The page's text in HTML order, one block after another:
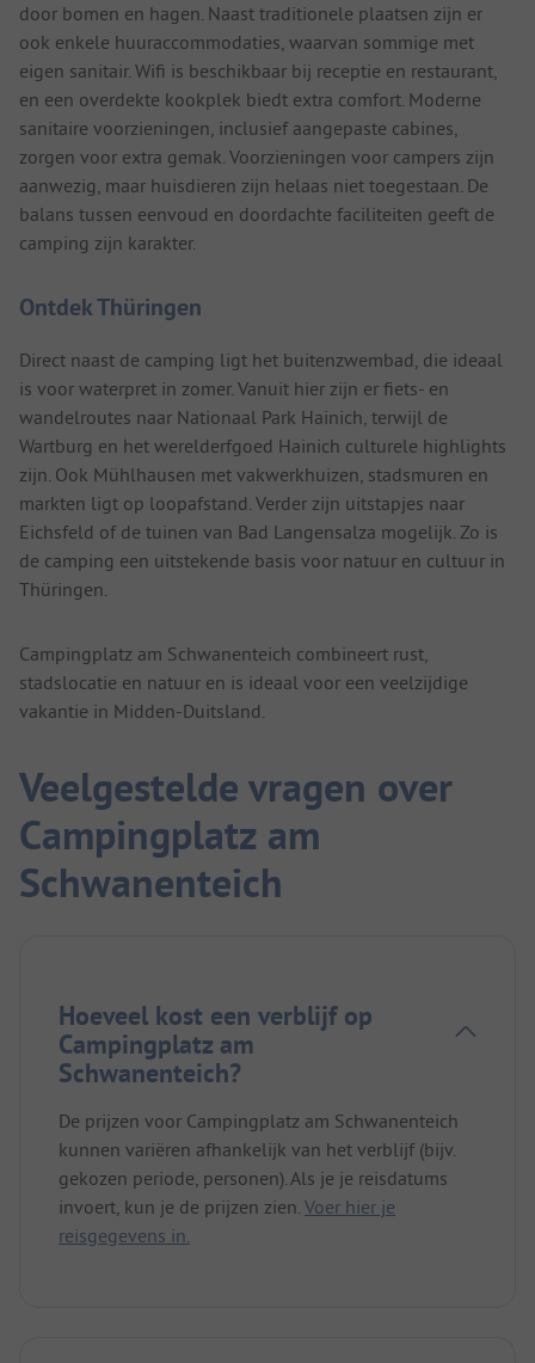
door bomen en hagen. Naast traditionele plaatsen zijn er
ook enkele huuraccommodaties, waarvan sommige met
eigen sanitair. Wifi is beschikbaar bij receptie en restaurant,
en een overdekte kookplek biedt extra comfort. Moderne
sanitaire voorzieningen, inclusief aangepaste cabines,
zorgen voor extra gemak. Voorzieningen voor campers zijn
aanwezig, maar huisdieren zijn helaas niet toegestaan. De
balans tussen eenvoud en doordachte faciliteiten geeft de
camping zijn karakter.
Ontdek Thüringen
Direct naast de camping ligt het buitenzwembad, die ideaal
is voor waterpret in zomer. Vanuit hier zijn er fiets- en
wandelroutes naar Nationaal Park Hainich, terwijl de
Wartburg en het werelderfgoed Hainich culturele highlights
zijn. Ook Mühlhausen met vakwerkhuizen, stadsmuren en
markten ligt op loopafstand. Verder zijn uitstapjes naar
Eichsfeld of de tuinen van Bad Langensalza mogelijk. Zo is
de camping een uitstekende basis voor natuur en cultuur in
Thüringen.
Campingplatz am Schwanenteich combineert rust,
stadslocatie en natuur en is ideaal voor een veelzijdige
vakantie in Midden-Duitsland.
Veelgestelde vragen over
Campingplatz am
Schwanenteich
Hoeveel kost een verblijf op
Campingplatz am
Schwanenteich?
De prijzen voor Campingplatz am Schwanenteich
kunnen variëren afhankelijk van het verblijf (bijv.
gekozen periode, personen). Als je je reisdatums
invoert, kun je de prijzen zien. Voer hier je
reisgegevens in.